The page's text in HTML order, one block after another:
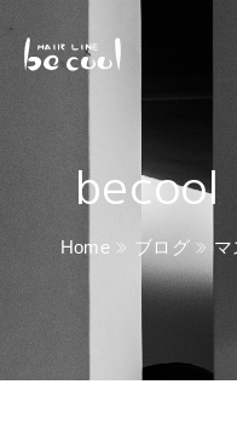
Home ブログ マ